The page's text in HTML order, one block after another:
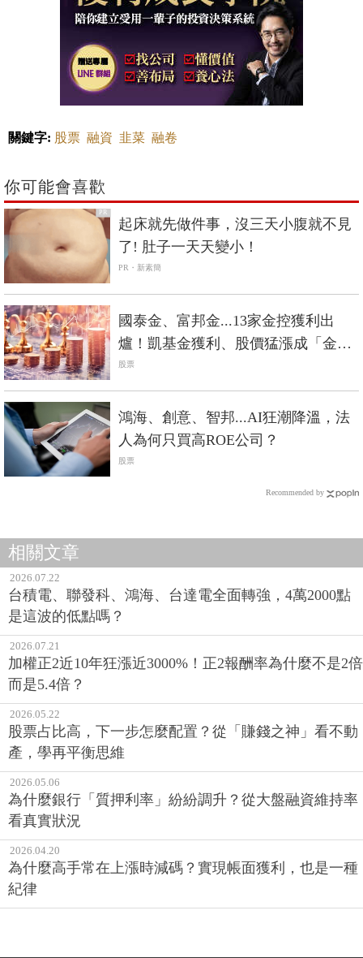
關鍵字: 股票 融資 韭菜 融卷
你可能會喜歡
PR
起床就先做件事，沒三天小腹就不見
了! 肚子一天天變小！
PR・新素簡
國泰金、富邦金...13家金控獲利出
爐！凱基金獲利、股價猛漲成「金控
飆股」？
股票
鴻海、創意、智邦...AI狂潮降溫，法
人為何只買高ROE公司？
股票
Recommended by
相關文章
2026.07.22
台積電、聯發科、鴻海、台達電全面轉強，4萬2000點
是這波的低點嗎？
2026.07.21
加權正2近10年狂漲近3000%！正2報酬率為什麼不是2倍
而是5.4倍？
2026.05.22
股票占比高，下一步怎麼配置？從「賺錢之神」看不動
產，學再平衡思維
2026.05.06
為什麼銀行「質押利率」紛紛調升？從大盤融資維持率
看真實狀況
2026.04.20
為什麼高手常在上漲時減碼？實現帳面獲利，也是一種
紀律